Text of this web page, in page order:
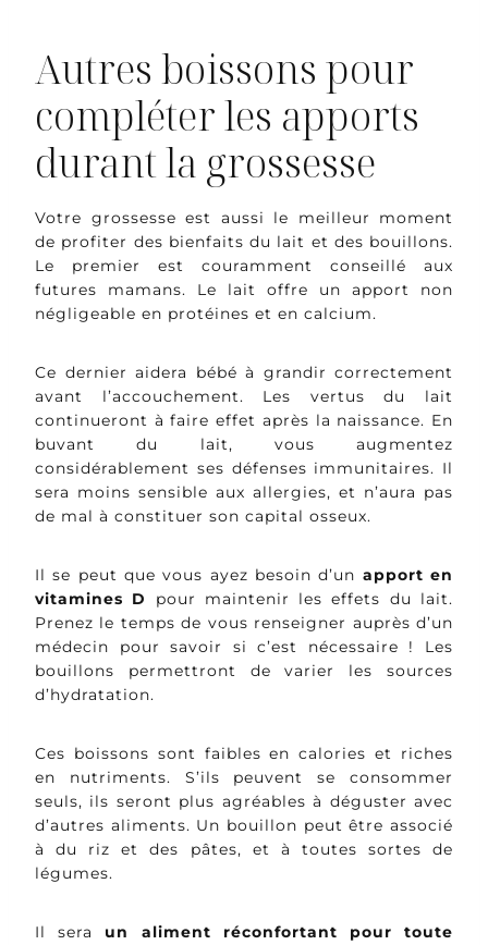
Autres boissons pour
compléter les apports
durant la grossesse
Votre grossesse est aussi le meilleur moment
de profiter des bienfaits du lait et des bouillons.
Le premier est couramment conseillé aux
futures mamans. Le lait offre un apport non
négligeable en protéines et en calcium.
Ce dernier aidera bébé à grandir correctement
avant l’accouchement. Les vertus du lait
continueront à faire effet après la naissance. En
buvant du lait, vous augmentez
considérablement ses défenses immunitaires. Il
sera moins sensible aux allergies, et n’aura pas
de mal à constituer son capital osseux.
Il se peut que vous ayez besoin d’un apport en
vitamines D
pour maintenir les effets du lait.
Prenez le temps de vous renseigner auprès d’un
médecin pour savoir si c’est nécessaire ! Les
bouillons permettront de varier les sources
d’hydratation.
Ces boissons sont faibles en calories et riches
en nutriments. S’ils peuvent se consommer
seuls, ils seront plus agréables à déguster avec
d’autres aliments. Un bouillon peut être associé
à du riz et des pâtes, et à toutes sortes de
légumes.
Il sera un aliment réconfortant pour toute